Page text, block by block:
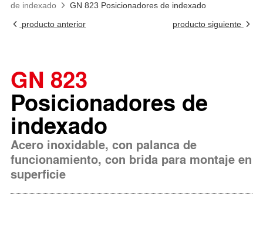
de indexado
GN 823 Posicionadores de indexado
producto anterior
producto siguiente
GN 823
Posicionadores de
indexado
Acero inoxidable, con palanca de
funcionamiento, con brida para montaje en
superficie